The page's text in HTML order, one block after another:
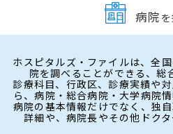
病院
ホスピタルズ・ファイルは、全
院を調べることができる、総
診療科目、行政区、診療実績や
ら、病院・総合病院・大学病院
病院の基本情報だけでなく、独
詳細や、病院長やその他ドク